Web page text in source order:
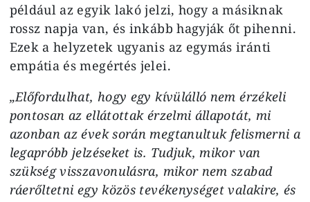
például az egyik lakó jelzi, hogy a másiknak
rossz napja van, és inkább hagyják őt pihenni.
Ezek a helyzetek ugyanis az egymás iránti
empátia és megértés jelei.
„Előfordulhat, hogy egy kívülálló nem érzékeli
pontosan az ellátottak érzelmi állapotát, mi
azonban az évek során megtanultuk felismerni a
legapróbb jelzéseket is. Tudjuk, mikor van
szükség visszavonulásra, mikor nem szabad
ráerőltetni egy közös tevékenységet valakire, és